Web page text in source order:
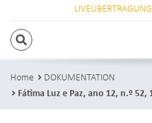
LIVEÜBERTRAGUNG
SUCHEN
Home
DOKUMENTATION
Fátima Luz e Paz, ano 12, n.º